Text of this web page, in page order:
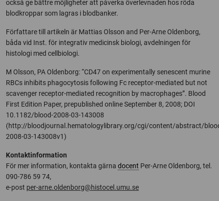
också ge bättre möjligheter att påverka överlevnaden hos röda
blodkroppar som lagras i blodbanker.
Författare till artikeln är Mattias Olsson and Per-Arne Oldenborg,
båda vid Inst. för integrativ medicinsk biologi, avdelningen för
histologi med cellbiologi.
M Olsson, PA Oldenborg: “CD47 on experimentally senescent murine
RBCs inhibits phagocytosis following Fc receptor-mediated but not
scavenger receptor-mediated recognition by macrophages”. Blood
First Edition Paper, prepublished online September 8, 2008; DOI
10.1182/blood-2008-03-143008
(http://bloodjournal.hematologylibrary.org/cgi/content/abstract/
2008-03-143008v1)
Kontaktinformation
För mer information, kontakta gärna docent Per-Arne Oldenborg, tel.
090-786 59 74,
e-post per-arne.oldenborg@histocel.umu.se